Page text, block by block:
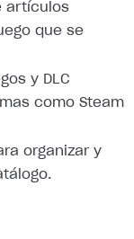
artículos
que se
y DLC
como Steam
organizar y